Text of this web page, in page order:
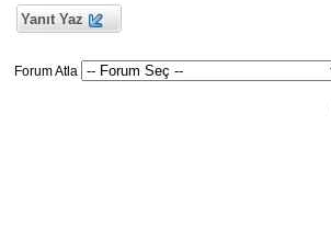
Yanıt Yaz
Forum Atla